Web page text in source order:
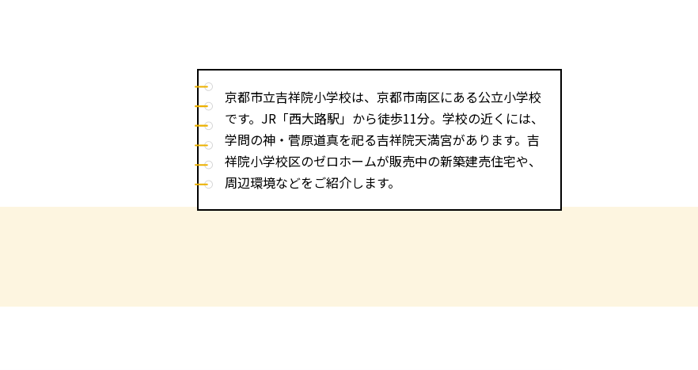
京都市立吉祥院小学校は、京都市南区にある公立小学校
です。JR「西大路駅」から徒歩11分。学校の近くには、
学問の神・菅原道真を祀る吉祥院天満宮があります。吉
祥院小学校区のゼロホームが販売中の新築建売住宅や、
周辺環境などをご紹介します。